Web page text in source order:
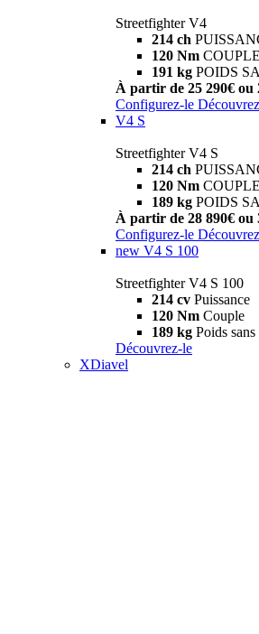
Streetfighter V4
214 ch
120 Nm COUPLE
191 kg POIDS
À partir de 25 290€ ou
Configurez-le
V4 S
Streetfighter V4 S
214 ch
120 Nm COUPLE
189 kg POIDS
À partir de 28 890€ ou
Configurez-le
new V4 S 100
Streetfighter V4 S 100
214 cv Puissance
120 Nm Couple
189 kg Poids
Découvrez-le
XDiavel